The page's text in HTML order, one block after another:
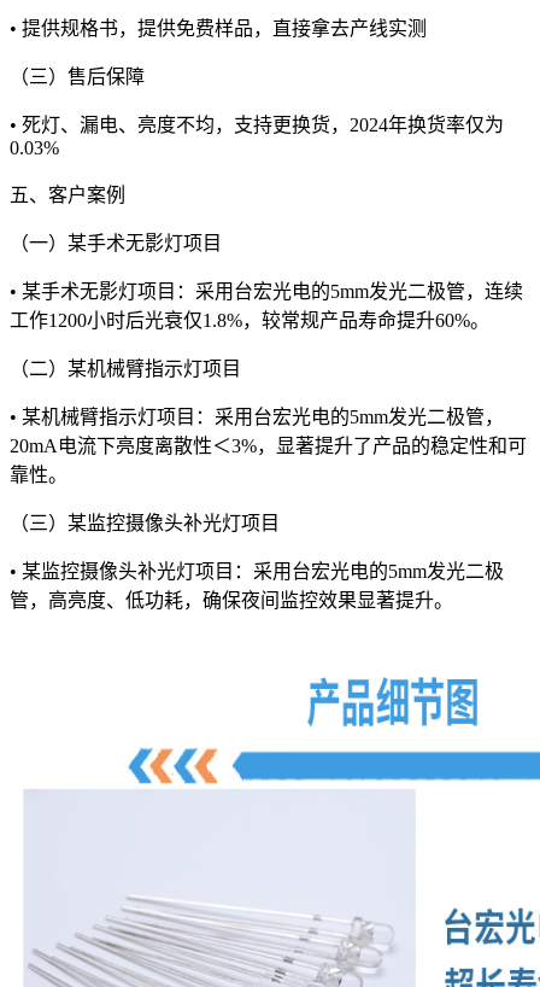
• 提供规格书，提供免费样品，直接拿去产线实测
（三）售后保障
• 死灯、漏电、亮度不均，支持更换货，2024年换货率仅为
0.03%
五、客户案例
（一）某手术无影灯项目
• 某手术无影灯项目：采用台宏光电的5mm发光二极管，连续
工作1200小时后光衰仅1.8%，较常规产品寿命提升60%。
（二）某机械臂指示灯项目
• 某机械臂指示灯项目：采用台宏光电的5mm发光二极管，
20mA电流下亮度离散性＜3%，显著提升了产品的稳定性和可
靠性。
（三）某监控摄像头补光灯项目
• 某监控摄像头补光灯项目：采用台宏光电的5mm发光二极
管，高亮度、低功耗，确保夜间监控效果显著提升。